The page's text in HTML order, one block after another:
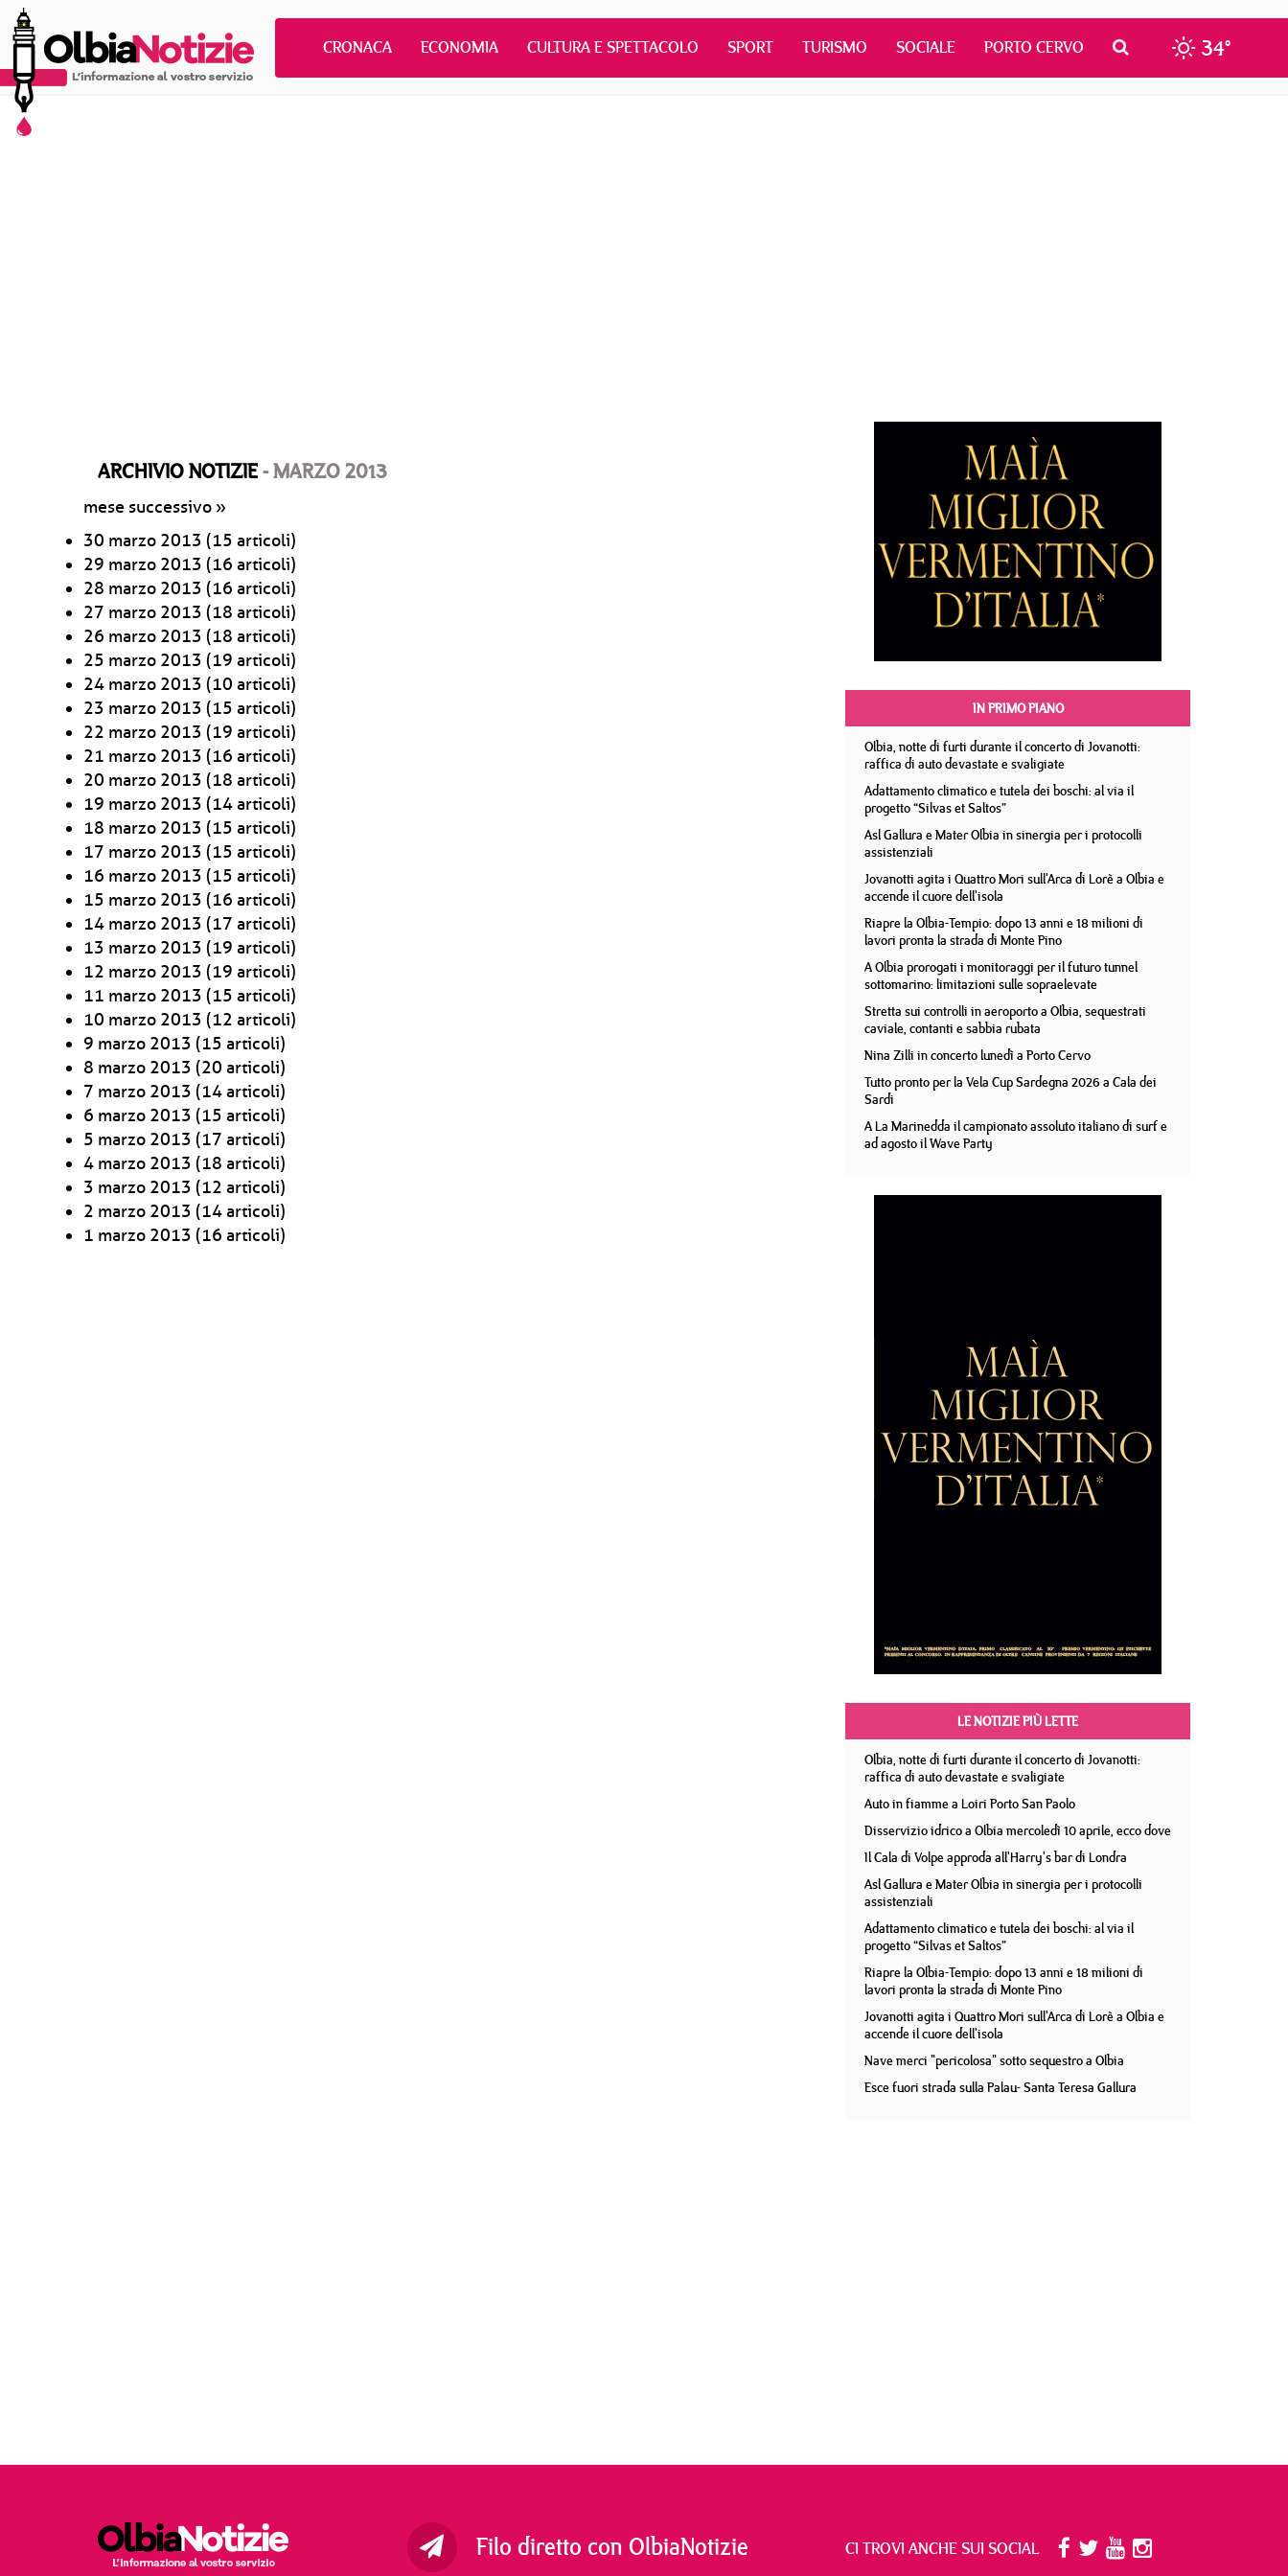
CRONACA ECONOMIA CULTURA E SPETTACOLO SPORT TURISMO SOCIALE PORTO CERVO 34°
ARCHIVIO NOTIZIE- MARZO 2013
mese successivo »
30 marzo 2013 (15 articoli)
29 marzo 2013 (16 articoli)
28 marzo 2013 (16 articoli)
27 marzo 2013 (18 articoli)
26 marzo 2013 (18 articoli)
25 marzo 2013 (19 articoli)
24 marzo 2013 (10 articoli)
23 marzo 2013 (15 articoli)
22 marzo 2013 (19 articoli)
21 marzo 2013 (16 articoli)
20 marzo 2013 (18 articoli)
19 marzo 2013 (14 articoli)
18 marzo 2013 (15 articoli)
17 marzo 2013 (15 articoli)
16 marzo 2013 (15 articoli)
15 marzo 2013 (16 articoli)
14 marzo 2013 (17 articoli)
13 marzo 2013 (19 articoli)
12 marzo 2013 (19 articoli)
11 marzo 2013 (15 articoli)
10 marzo 2013 (12 articoli)
9 marzo 2013 (15 articoli)
8 marzo 2013 (20 articoli)
7 marzo 2013 (14 articoli)
6 marzo 2013 (15 articoli)
5 marzo 2013 (17 articoli)
4 marzo 2013 (18 articoli)
3 marzo 2013 (12 articoli)
2 marzo 2013 (14 articoli)
1 marzo 2013 (16 articoli)
IN PRIMO PIANO
Olbia, notte di furti durante il concerto di Jovanotti:
raffica di auto devastate e svaligiate
Adattamento climatico e tutela dei boschi: al via il
progetto “Silvas et Saltos”
Asl Gallura e Mater Olbia in sinergia per i protocolli
assistenziali
Jovanotti agita i Quattro Mori sull'Arca di Lorè a Olbia e
accende il cuore dell'isola
Riapre la Olbia-Tempio: dopo 13 anni e 18 milioni di
lavori pronta la strada di Monte Pino
A Olbia prorogati i monitoraggi per il futuro tunnel
sottomarino: limitazioni sulle sopraelevate
Stretta sui controlli in aeroporto a Olbia, sequestrati
caviale, contanti e sabbia rubata
Nina Zilli in concerto lunedì a Porto Cervo
Tutto pronto per la Vela Cup Sardegna 2026 a Cala dei
Sardi
A La Marinedda il campionato assoluto italiano di surf e
ad agosto il Wave Party
LE NOTIZIE PIÙ LETTE
Olbia, notte di furti durante il concerto di Jovanotti:
raffica di auto devastate e svaligiate
Auto in fiamme a Loiri Porto San Paolo
Disservizio idrico a Olbia mercoledì 10 aprile, ecco dove
Il Cala di Volpe approda all'Harry's bar di Londra
Asl Gallura e Mater Olbia in sinergia per i protocolli
assistenziali
Adattamento climatico e tutela dei boschi: al via il
progetto “Silvas et Saltos”
Riapre la Olbia-Tempio: dopo 13 anni e 18 milioni di
lavori pronta la strada di Monte Pino
Jovanotti agita i Quattro Mori sull'Arca di Lorè a Olbia e
accende il cuore dell'isola
Nave merci "pericolosa" sotto sequestro a Olbia
Esce fuori strada sulla Palau- Santa Teresa Gallura
Filo diretto con OlbiaNotizie CI TROVI ANCHE SUI SOCIAL